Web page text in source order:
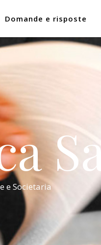
Domande e risposte
e Societaria